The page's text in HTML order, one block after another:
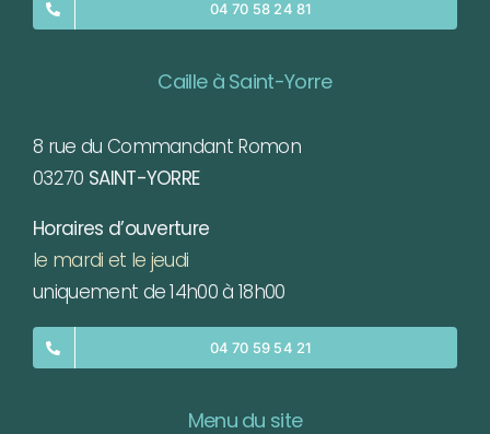
04 70 58 24 81
Caille à Saint-Yorre
8 rue du Commandant Romon
03270 SAINT-YORRE
Horaires d’ouverture
le mardi et le jeudi
uniquement de 14h00 à 18h00
04 70 59 54 21
Menu du site